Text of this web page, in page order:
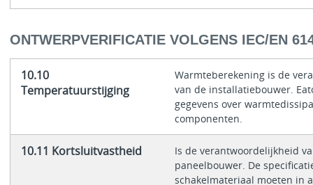
ONTWERPVERIFICATIE VOLGENS IEC/EN
10.10
Temperatuurstijging
Warmteberekening is de
van de installatiebouwer.
gegevens over
componenten.
10.11 Kortsluitvastheid
Is de verantwoordelijkheid
paneelbouwer. De
schakelmateriaal moeten in